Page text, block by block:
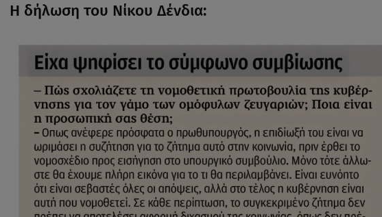
Η δήλωση του Νίκου Δένδια: